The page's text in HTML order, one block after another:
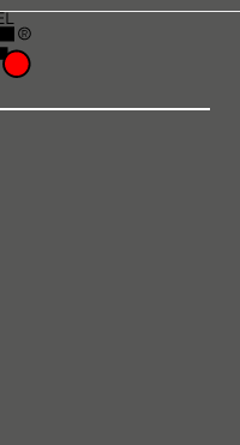
1 x Stützteller d
inkl. 1 x